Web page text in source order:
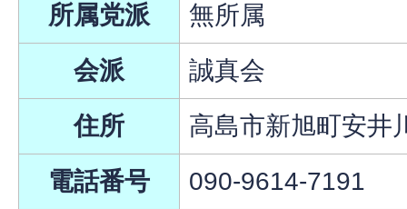
所属党派
無所属
会派
誠真会
住所
高島市新旭町安井
電話番号
090-9614-7191